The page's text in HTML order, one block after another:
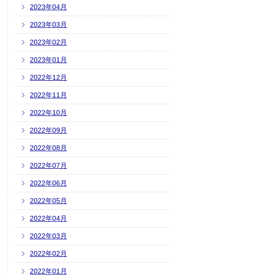
2023年04月
2023年03月
2023年02月
2023年01月
2022年12月
2022年11月
2022年10月
2022年09月
2022年08月
2022年07月
2022年06月
2022年05月
2022年04月
2022年03月
2022年02月
2022年01月